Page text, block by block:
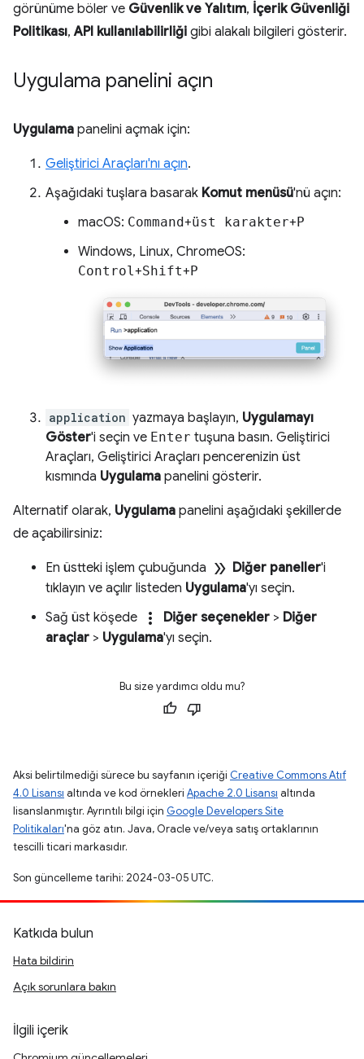
görünüme böler ve Güvenlik ve Yalıtım, İçerik Güvenliği
Politikası,API kullanılabilirliği gibi alakalı bilgileri gösterir.
Uygulama panelini açın
Uygulama panelini açmak için:
Geliştirici Araçları'nı açın.
Aşağıdaki tuşlara basarak Komut menüsü'nü açın:
macOS: Command+üst karakter+P
Windows, Linux, ChromeOS:
Control+Shift+P
application yazmaya başlayın, Uygulamayı
Göster'i seçin ve Enter tuşuna basın. Geliştirici
Araçları, Geliştirici Araçları pencerenizin üst
kısmında Uygulama panelini gösterir.
Alternatif olarak, Uygulama panelini aşağıdaki şekillerde
de açabilirsiniz:
En üstteki işlem çubuğunda double_arrow Diğer paneller'i
tıklayın ve açılır listeden Uygulama'yı seçin.
Sağ üst köşede
more_vert Diğer seçenekler > Diğer
araçlar > Uygulama'yı seçin.
Bu size yardımcı oldu mu?
Aksi belirtilmediği sürece bu sayfanın içeriği Creative Commons Atıf
4.0 Lisansı altında ve kod örnekleri Apache 2.0 Lisansı altında
lisanslanmıştır. Ayrıntılı bilgi için Google Developers Site
Politikaları'na göz atın. Java, Oracle ve/veya satış ortaklarının
tescilli ticari markasıdır.
Son güncelleme tarihi: 2024-03-05 UTC.
Katkıda bulun
Hata bildirin
Açık sorunlara bakın
İlgili içerik